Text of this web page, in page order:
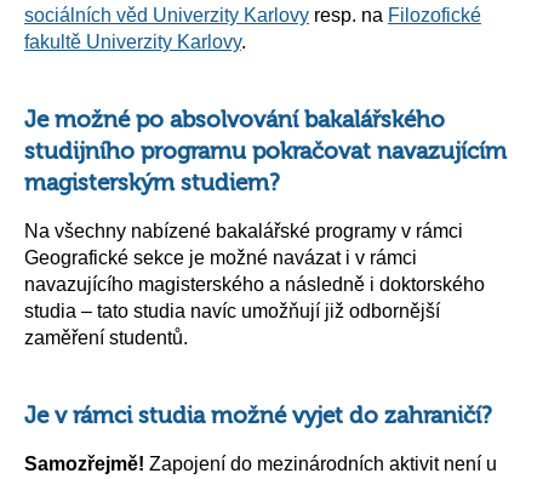
sociálních věd Univerzity Karlovy resp. na Filozofické
fakultě Univerzity Karlovy.
Je možné po absolvování bakalářského
studijního programu pokračovat navazujícím
magisterským studiem?
Na všechny nabízené bakalářské programy v rámci
Geografické sekce je možné navázat i v rámci
navazujícího magisterského a následně i doktorského
studia – tato studia navíc umožňují již odbornější
zaměření studentů.
Je v rámci studia možné vyjet do zahraničí?
Samozřejmě! Zapojení do mezinárodních aktivit není u